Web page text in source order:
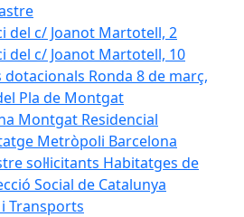
del c/ Joanot Martotell, 2
del c/ Joanot Martotell, 10
dotacionals Ronda 8 de març,
Pla de Montgat
Montgat Residencial
Metròpoli Barcelona
sol·licitants Habitatges de
Social de Catalunya
Transports